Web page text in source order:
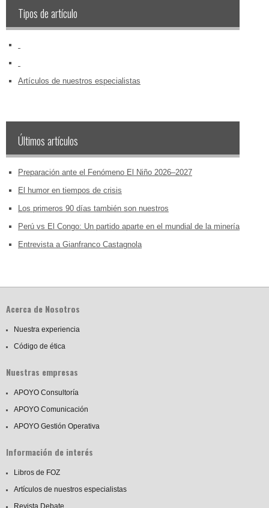
Tipos de artículo
Artículos de nuestros especialistas
Últimos artículos
Preparación ante el Fenómeno El Niño 2026–2027
El humor en tiempos de crisis
Los primeros 90 días también son nuestros
Perú vs El Congo: Un partido aparte en el mundial de la minería
Entrevista a Gianfranco Castagnola
Acerca de Nosotros
Nuestra experiencia
Código de ética
Nuestras empresas
APOYO Consultoría
APOYO Comunicación
APOYO Gestión Operativa
Información de interés
Libros de FOZ
Artículos de nuestros especialistas
Revista Debate